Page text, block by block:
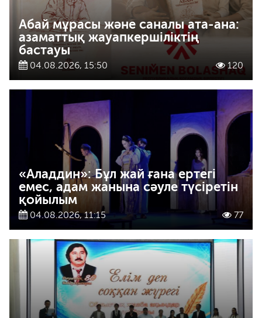
Абай мұрасы және саналы ата-ана:
азаматтық жауапкершіліктің
бастауы
04.08.2026, 15:50 120
«Аладдин»: Бұл жай ғана ертегі
емес, адам жанына сәуле түсіретін
қойылым
04.08.2026, 11:15 77